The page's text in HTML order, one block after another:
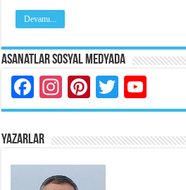
Devamı...
Asanatlar Sosyal Medyada
Facebook
Instagram
Pinterest
Twitter
YAZARLAR